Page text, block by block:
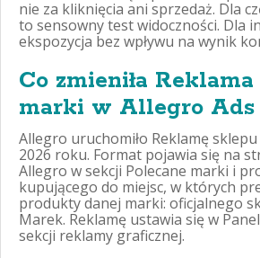
nie za kliknięcia ani sprzedaż. Dla
to sensowny test widoczności. Dla
ekspozycja bez wpływu na wynik
Co zmieniła
marki w Allegro Ads
Allegro uruchomiło Reklamę
2026 roku. Format pojawia się na
Allegro w sekcji Polecane marki i
kupującego do miejsc, w których
produkty danej marki: oficjalnego
Marek. Reklamę ustawia się w
sekcji reklamy graficznej.